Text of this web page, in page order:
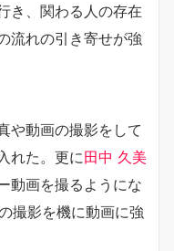
き、関わる人の存在
流れの引き寄せが強
や動画の撮影をして
れた。更に田中 久美
動画を撮るようにな
撮影を機に動画に強